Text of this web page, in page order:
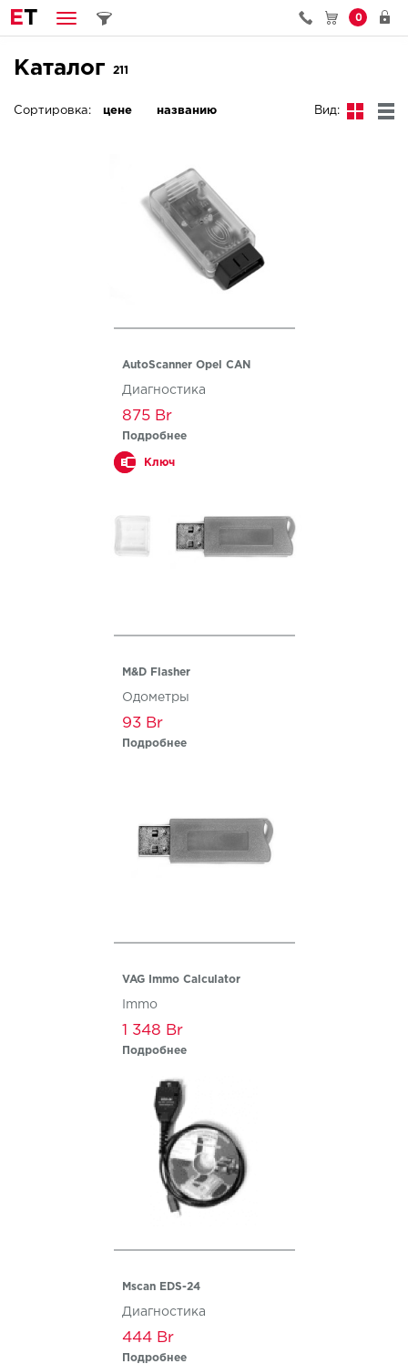
ET 0
Каталог 211
Вид:
Сортировка: цене названию
AutoScanner Opel CAN
Диагностика
875
Подробнее
Ключ
M&D Flasher
Одометры
93
Подробнее
VAG Immo Calculator
Immo
1 348
Подробнее
Mscan EDS-24
Диагностика
444
Подробнее